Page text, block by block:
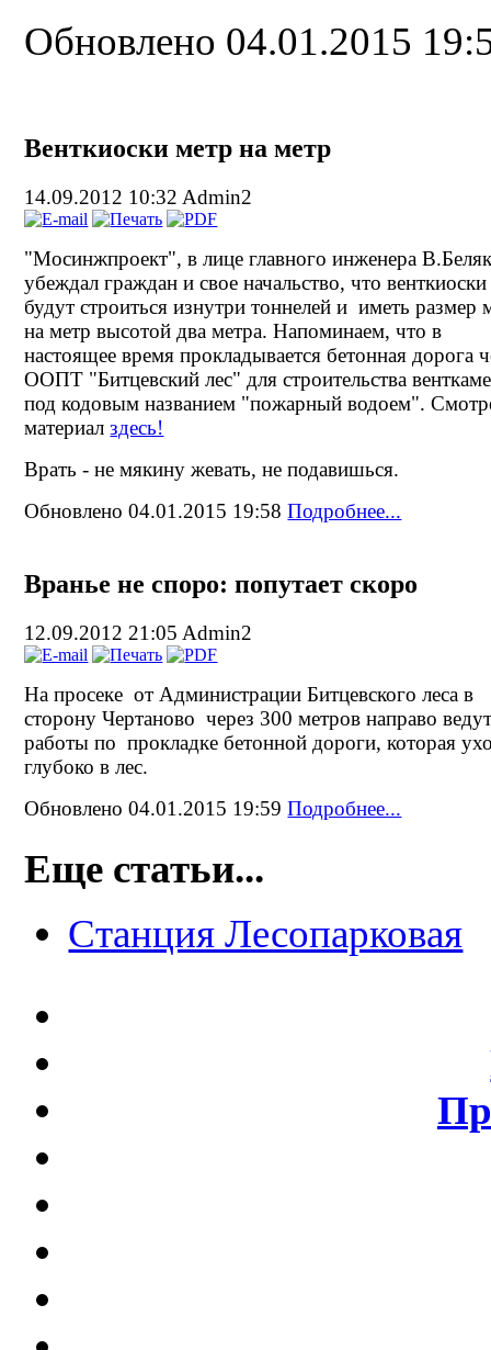
Обновлено 04.01.2015
Венткиоски метр на метр
14.09.2012 10:32 Admin2
"Мосинжпроект", в лице главного инженера
убеждал граждан и свое начальство, что
будут строиться изнутри тоннелей и иметь размер
на метр высотой два метра. Напоминаем, что в
настоящее время прокладывается бетонная дорога
ООПТ "Битцевский лес" для строительства
под кодовым названием "пожарный водоем".
материал здесь!
Врать - не мякину жевать, не подавишься.
Обновлено 04.01.2015 19:58Подробнее...
Вранье не споро: попутает скоро
12.09.2012 21:05 Admin2
На просеке от Администрации Битцевского леса в
сторону Чертаново через 300 метров направо
работы по прокладке бетонной дороги, которая
глубоко в лес.
Обновлено 04.01.2015 19:59Подробнее...
Еще статьи...
Станция Лесопарковая